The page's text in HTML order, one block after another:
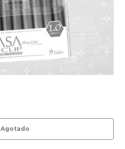
Agotado